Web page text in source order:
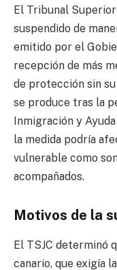
El Tribunal Superior
suspendido de
emitido por el
recepción de más
de protección sin
se produce tras la
Inmigración y
la medida podría
vulnerable como
acompañados.
Motivos de la
El TSJC determinó
canario, que exigía